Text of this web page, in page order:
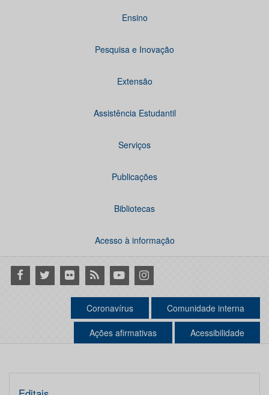
Ensino
Pesquisa e Inovação
Extensão
Assistência Estudantil
Serviços
Publicações
Bibliotecas
Acesso à informação
Facebook
Twitter Flickr RSS YoutubeInstagram
Coronavírus Comunidade interna
Ações afirmativas Acessibilidade